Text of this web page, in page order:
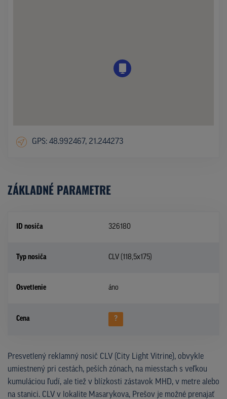
GPS: 48.992467, 21.244273
ZÁKLADNÉ PARAMETRE
ID nosiča 326180
Typ nosiča CLV (118,5x175)
Osvetlenie áno
Cena ?
Presvetlený reklamný nosič CLV (City Light Vitrine), obvykle
umiestnený pri cestách, peších zónach, na miesstach s veľkou
kumuláciou ľudí, ale tiež v blízkosti zástavok MHD, v metre alebo
na stanici. CLV v lokalite Masarykova, Prešov je možné prenajať